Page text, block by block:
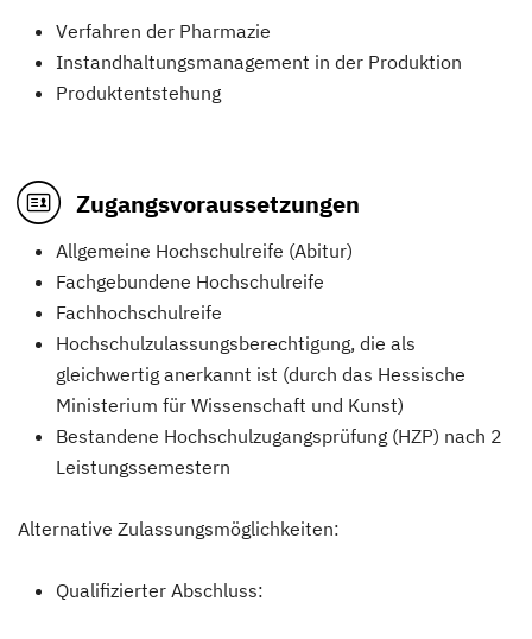
Verfahren der Pharmazie
Instandhaltungsmanagement in der Produktion
Produktentstehung
Zugangsvoraussetzungen
Allgemeine Hochschulreife (Abitur)
Fachgebundene Hochschulreife
Fachhochschulreife
Hochschulzulassungsberechtigung, die als
gleichwertig anerkannt ist (durch das Hessische
Ministerium für Wissenschaft und Kunst)
Bestandene Hochschulzugangsprüfung (HZP) nach 2
Leistungssemestern
Alternative Zulassungsmöglichkeiten:
Qualifizierter Abschluss: